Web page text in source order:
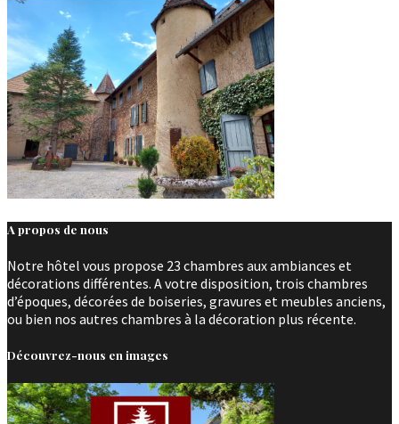
A propos de nous
Notre hôtel vous propose 23 chambres aux ambiances et
décorations différentes. A votre disposition, trois chambres
d’époques, décorées de boiseries, gravures et meubles anciens,
ou bien nos autres chambres à la décoration plus récente.
Découvrez-nous en images